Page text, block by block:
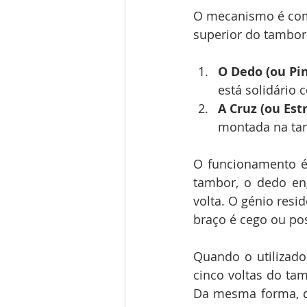
O mecanismo é
superior do
O Dedo (ou
está solidário
A Cruz (ou
montada na
O funcionamento
tambor, o dedo
volta. O génio
braço é cego ou
Quando o
cinco voltas do
Da mesma forma,